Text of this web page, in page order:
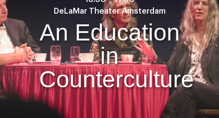
DeLaMar Theater Amsterdam
An Education
in
Counterculture